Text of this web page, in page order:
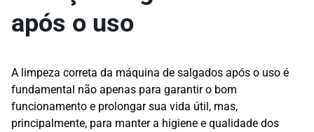
após o uso
A limpeza correta da máquina de salgados após o uso é
fundamental não apenas para garantir o bom
funcionamento e prolongar sua vida útil, mas,
principalmente, para manter a higiene e qualidade dos